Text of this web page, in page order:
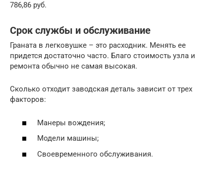
786,86 руб.
Срок службы и обслуживание
Граната в легковушке – это расходник. Менять ее
придется достаточно часто. Благо стоимость узла и
ремонта обычно не самая высокая.
Сколько отходит заводская деталь зависит от трех
факторов:
Манеры вождения;
Модели машины;
Своевременного обслуживания.